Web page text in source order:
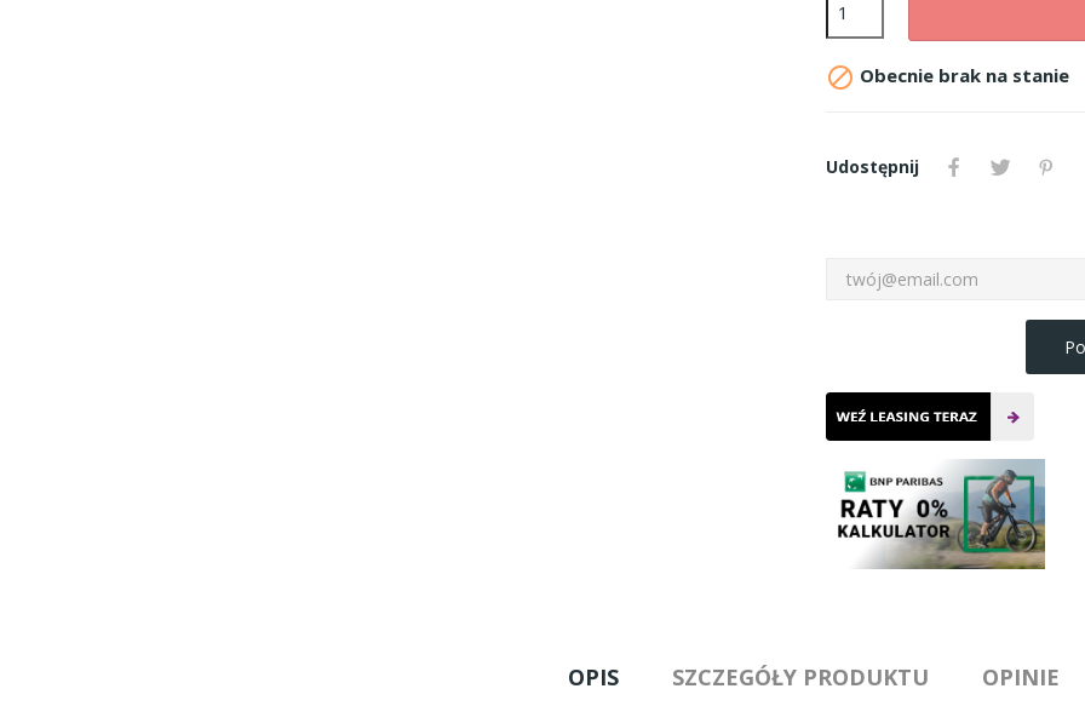
 Obecnie brak na stanie
Udostępnij
OPIS SZCZEGÓŁY PRODUKTU OPINIE